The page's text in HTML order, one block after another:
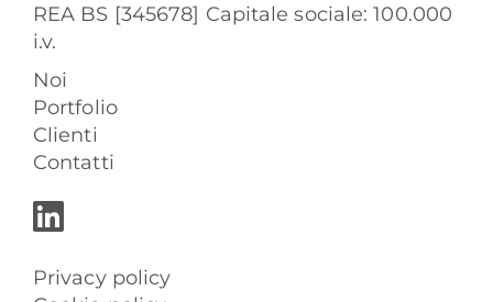
REA BS [345678] Capitale sociale: 100.000
i.v.
Noi
Portfolio
Clienti
Contatti
Privacy policy